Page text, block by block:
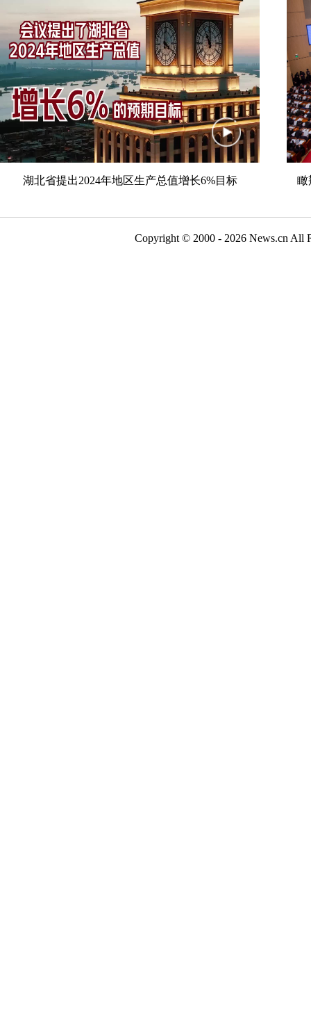
湖北省提出2024年地区生产总值增长6%目标 瞰
Copyright © 2000 - 2026 News.cn